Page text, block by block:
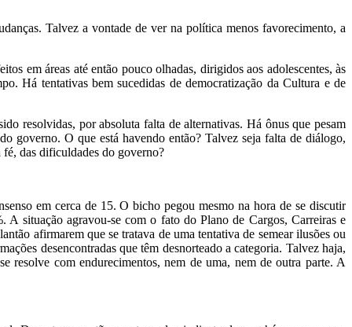
Talvez a vontade de ver na política menos favorecimento, a
em áreas até então pouco olhadas, dirigidos aos adolescentes, às
Há tentativas bem sucedidas de democratização da Cultura e de
resolvidas, por absoluta falta de alternativas. Há ônus que pesam
governo. O que está havendo então? Talvez seja falta de diálogo,
fé, das dificuldades do governo?
em cerca de 15. O bicho pegou mesmo na hora de se discutir
situação agravou-se com o fato do Plano de Cargos, Carreiras e
afirmarem que se tratava de uma tentativa de semear ilusões ou
desencontradas que têm desnorteado a categoria. Talvez haja,
resolve com endurecimentos, nem de uma, nem de outra parte. A